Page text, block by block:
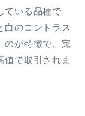
ている品種で
白のコントラス
のが特徴で、完
値で取引されま